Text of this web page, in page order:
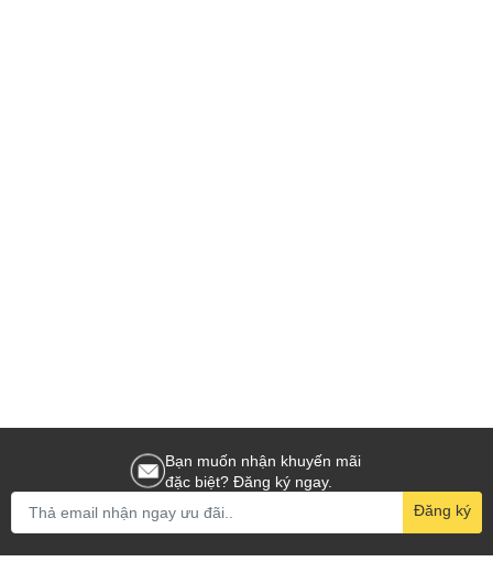
Bạn muốn nhận khuyến mãi
đặc biệt? Đăng ký ngay.
Đăng ký